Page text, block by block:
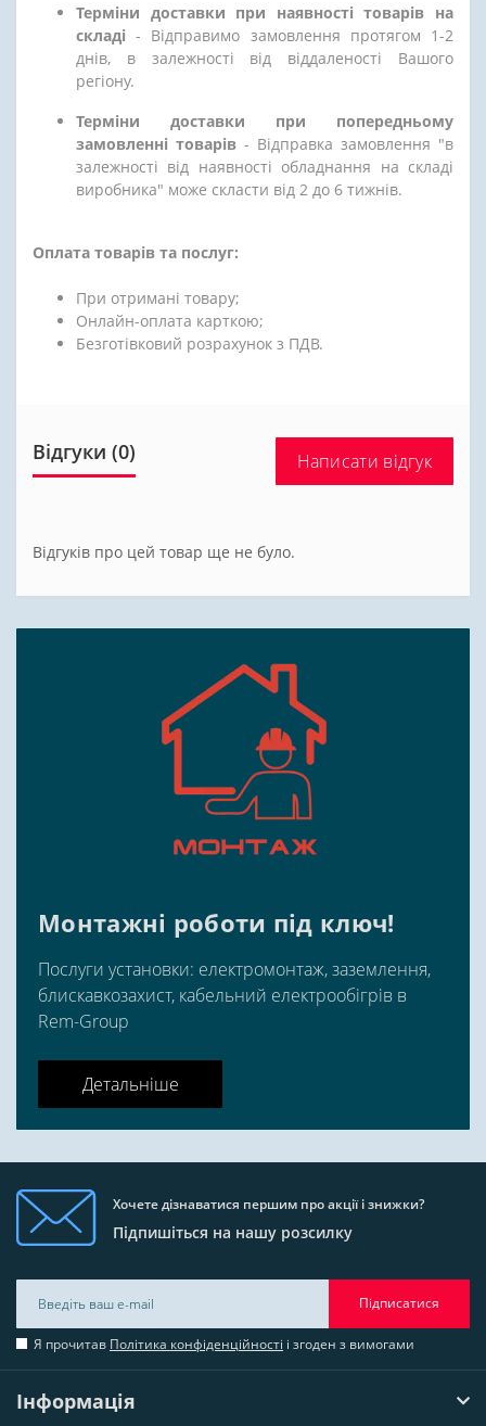
Терміни доставки при наявності товарів на
складі - Відправимо замовлення протягом 1-2
днів, в залежності від віддаленості Вашого
регіону.
Терміни доставки при попередньому
замовленні товарів - Відправка замовлення "в
залежності від наявності обладнання на складі
виробника" може скласти від 2 до 6 тижнів.
Оплата товарів та послуг:
При отримані товару;
Онлайн-оплата карткою;
Безготівковий розрахунок з ПДВ.
Відгуки (0) Написати відгук
Відгуків про цей товар ще не було.
Монтажні роботи під ключ!
Послуги установки: електромонтаж, заземлення,
блискавкозахист, кабельний електрообігрів в
Rem-Group
Детальніше
Хочете дізнаватися першим про акції і знижки?
Підпишіться на нашу розсилку
Підписатися
Я прочитав Політика конфіденційності і згоден з вимогами
Інформація